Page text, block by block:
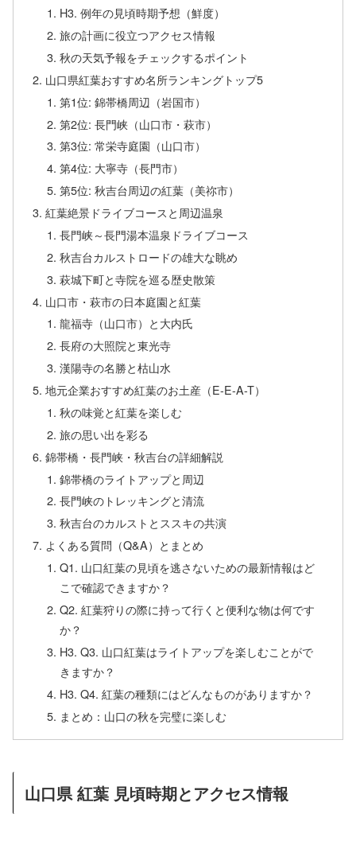
H3. 例年の見頃時期予想（鮮度）
旅の計画に役立つアクセス情報
秋の天気予報をチェックするポイント
山口県紅葉おすすめ名所ランキングトップ5
第1位: 錦帯橋周辺（岩国市）
第2位: 長門峡（山口市・萩市）
第3位: 常栄寺庭園（山口市）
第4位: 大寧寺（長門市）
第5位: 秋吉台周辺の紅葉（美祢市）
紅葉絶景ドライブコースと周辺温泉
長門峡～長門湯本温泉ドライブコース
秋吉台カルストロードの雄大な眺め
萩城下町と寺院を巡る歴史散策
山口市・萩市の日本庭園と紅葉
龍福寺（山口市）と大内氏
長府の大照院と東光寺
漢陽寺の名勝と枯山水
地元企業おすすめ紅葉のお土産（E-E-A-T）
秋の味覚と紅葉を楽しむ
旅の思い出を彩る
錦帯橋・長門峡・秋吉台の詳細解説
錦帯橋のライトアップと周辺
長門峡のトレッキングと清流
秋吉台のカルストとススキの共演
よくある質問（Q&A）とまとめ
Q1. 山口紅葉の見頃を逃さないための最新情報はど
こで確認できますか？
Q2. 紅葉狩りの際に持って行くと便利な物は何です
か？
H3. Q3. 山口紅葉はライトアップを楽しむことがで
きますか？
H3. Q4. 紅葉の種類にはどんなものがありますか？
まとめ：山口の秋を完璧に楽しむ
山口県 紅葉 見頃時期とアクセス情報